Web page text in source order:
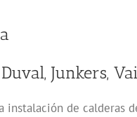
Junkers,
de calderas